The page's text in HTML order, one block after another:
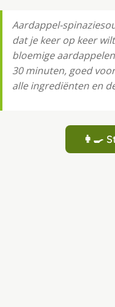
Aardappel-
dat je keer op keer
bloemige
30 minuten, goed
alle ingrediënten en
👩‍🍳